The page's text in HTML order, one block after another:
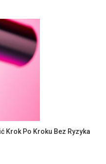
Krok Po Kroku Bez Ryzyka